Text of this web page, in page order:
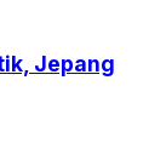
Jepang